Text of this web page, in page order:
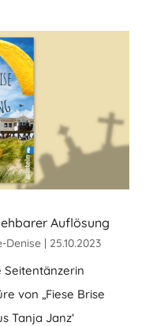
Auflösung
Denise| 25.10.2023
von „Fiese Brise
Tanja Janz‘